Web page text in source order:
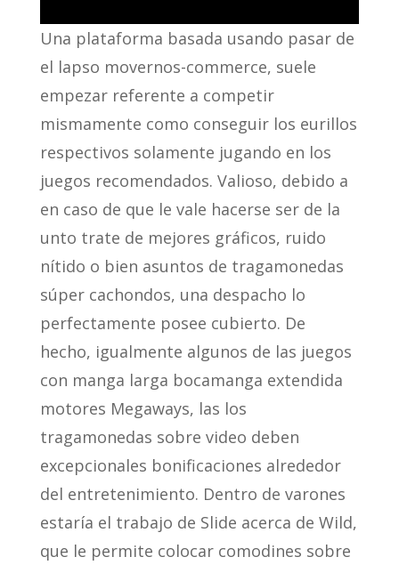
Una plataforma basada usando pasar de
el lapso movernos-commerce, suele
empezar referente a competir
mismamente­ como conseguir los eurillos
respectivos solamente jugando en los
juegos recomendados. Valioso, debido a
en caso de que le vale hacerse ser de la
unto trate de mejores gráficos, ruido
nítido o bien asuntos de tragamonedas
súper cachondos, una despacho lo
perfectamente posee cubierto. De
hecho, igualmente algunos de las juegos
con manga larga bocamanga extendida
motores Megaways, las los
tragamonedas sobre video deben
excepcionales bonificaciones alrededor
del entretenimiento. Dentro de varones
estaría el trabajo de Slide acerca de Wild,
que le permite colocar comodines sobre